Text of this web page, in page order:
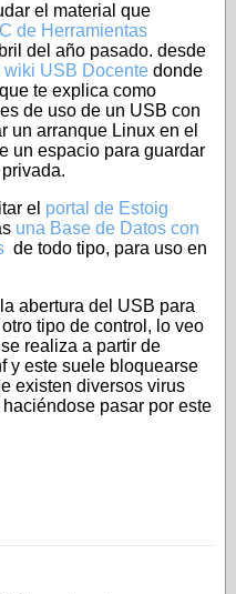
el material que
de Herramientas
del año pasado. desde
wiki USB Docente donde
te explica como
de uso de un USB con
un arranque Linux en el
un espacio para guardar
el portal de Estoig
una Base de Datos con
de todo tipo, para uso en
abertura del USB para
tipo de control, lo veo
realiza a partir de
y este suele bloquearse
existen diversos virus
pasar por este